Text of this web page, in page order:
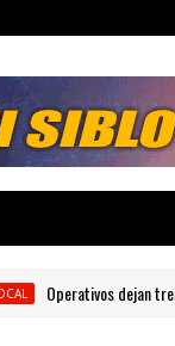
Operativos dejan tres